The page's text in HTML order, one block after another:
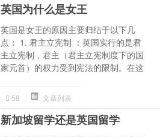
英国为什么是女王
英国是女王的原因主要归结于以下几
点： 1. 君主立宪制 ：英国实行的是君
主立宪制，君主（君主立宪制度下的国
家元首）的权力受到宪法的限制。在这
58 文章列表
新加坡留学还是英国留学